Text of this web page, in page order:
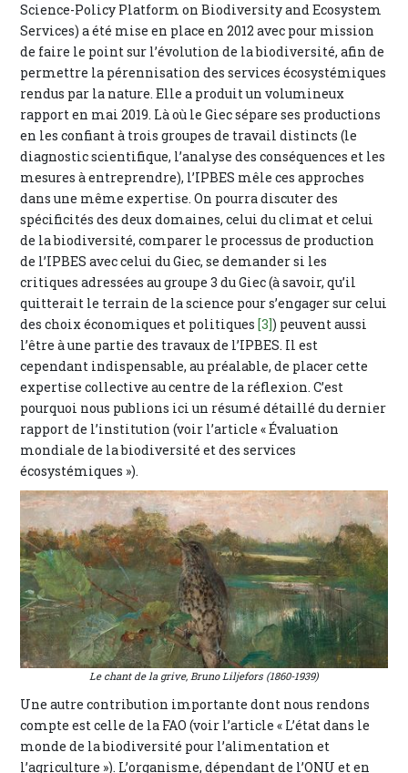
Science-Policy Platform on Biodiversity and Ecosystem
Services) a été mise en place en 2012 avec pour mission
de faire le point sur l’évolution de la biodiversité, afin de
permettre la pérennisation des services écosystémiques
rendus par la nature. Elle a produit un volumineux
rapport en mai 2019. Là où le Giec sépare ses productions
en les confiant à trois groupes de travail distincts (le
diagnostic scientifique, l’analyse des conséquences et les
mesures à entreprendre), l’IPBES mêle ces approches
dans une même expertise. On pourra discuter des
spécificités des deux domaines, celui du climat et celui
de la biodiversité, comparer le processus de production
de l’IPBES avec celui du Giec, se demander si les
critiques adressées au groupe 3 du Giec (à savoir, qu’il
quitterait le terrain de la science pour s’engager sur celui
des choix économiques et politiques[3]) peuvent aussi
l’être à une partie des travaux de l’IPBES. Il est
cependant indispensable, au préalable, de placer cette
expertise collective au centre de la réflexion. C’est
pourquoi nous publions ici un résumé détaillé du dernier
rapport de l’institution (voir l’article « Évaluation
mondiale de la biodiversité et des services
écosystémiques »).
Le chant de la grive,Bruno Liljefors (1860-1939)
Une autre contribution importante dont nous rendons
compte est celle de la FAO (voir l’article « L’état dans le
monde de la biodiversité pour l’alimentation et
l’agriculture »). L’organisme, dépendant de l’ONU et en